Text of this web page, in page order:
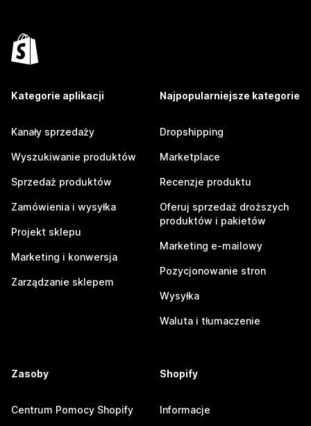
Kategorie aplikacji
Kanały sprzedaży
Wyszukiwanie produktów
Sprzedaż produktów
Zamówienia i wysyłka
Projekt sklepu
Marketing i konwersja
Zarządzanie sklepem
Najpopularniejsze kategorie
Dropshipping
Marketplace
Recenzje produktu
Oferuj sprzedaż droższych
produktów i pakietów
Marketing e-mailowy
Pozycjonowanie stron
Wysyłka
Waluta i tłumaczenie
Zasoby
Centrum Pomocy Shopify
Shopify
Informacje